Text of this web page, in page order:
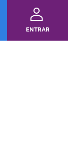
ENTRAR